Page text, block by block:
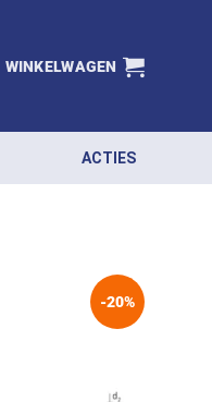
WINKELWAGEN
ACTIES
-20%